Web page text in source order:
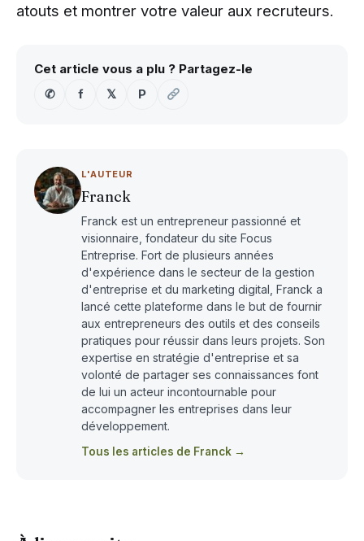
atouts et montrer votre valeur aux recruteurs.
Cet article vous a plu ? Partagez-le
✆
f 𝕏 P
L'AUTEUR
Franck
Franck est un entrepreneur passionné et
visionnaire, fondateur du site Focus
Entreprise. Fort de plusieurs années
d'expérience dans le secteur de la gestion
d'entreprise et du marketing digital, Franck a
lancé cette plateforme dans le but de fournir
aux entrepreneurs des outils et des conseils
pratiques pour réussir dans leurs projets. Son
expertise en stratégie d'entreprise et sa
volonté de partager ses connaissances font
de lui un acteur incontournable pour
accompagner les entreprises dans leur
développement.
Tous les articles de Franck →